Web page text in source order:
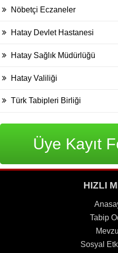
Nöbetçi Eczaneler
Hatay Devlet Hastanesi
Hatay Sağlık Müdürlüğü
Hatay Valiliği
Türk Tabipleri Birliği
Üye Kayıt
HIZLI
Tabip
Sosyal